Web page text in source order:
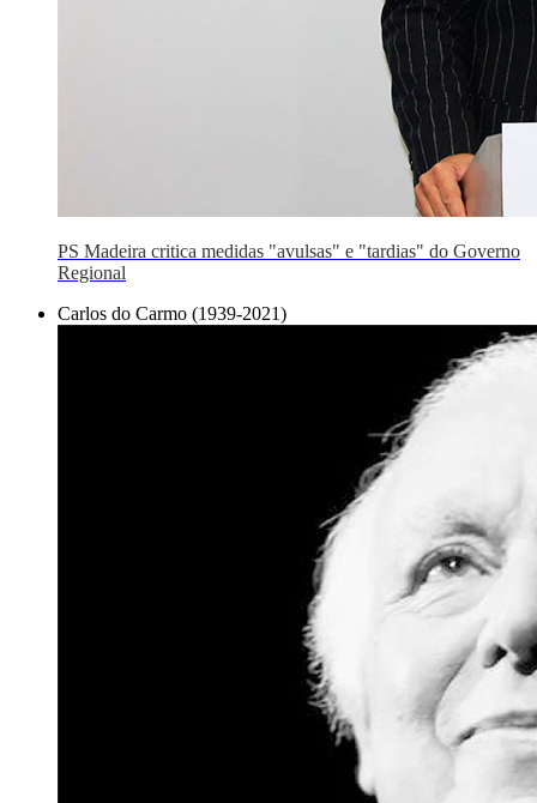
PS Madeira critica medidas "avulsas" e "tardias" do Governo
Regional
Carlos do Carmo (1939-2021)